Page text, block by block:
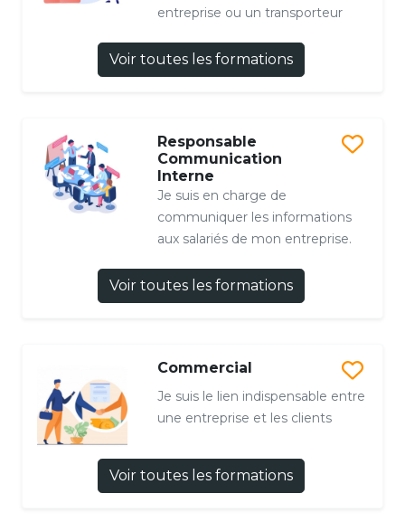
entreprise ou un transporteur
Voir toutes les formations
Responsable
Communication
Interne
Je suis en charge de
communiquer les informations
aux salariés de mon entreprise.
Voir toutes les formations
Commercial
Je suis le lien indispensable entre
une entreprise et les clients
Voir toutes les formations